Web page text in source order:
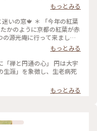
もっとみる
いの窓🍁 ＊ 「今年の紅葉
かのように京都の紅葉が赤
の源光庵に行って来ました
うだ京都行こう』のCMでも
窓は角型に［人間の生
を表している と、パンフ
ていたより大きな窓で、
正面から見ると、窓に紅
撮ったりして頭を使った
り占めする人パート1💦 ③
もっとみる
もっとみる